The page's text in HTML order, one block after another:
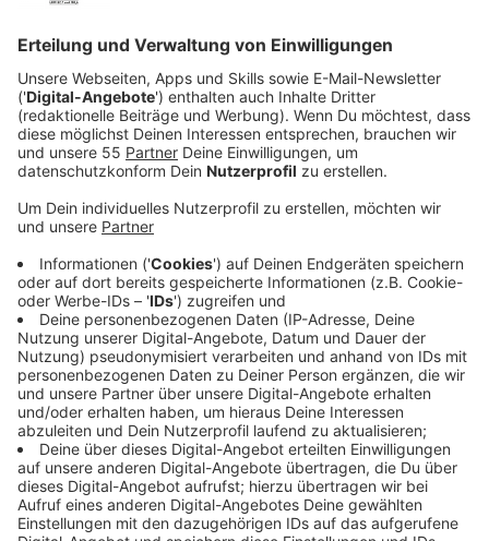
Veröffentlicht:Donnerstag, 12.12.2024 11:54
Anzeige
Wenn man in der Welt was verändern und bewirken
möchte, geht man in die Politik. Denkste: Viele junge
Menschen glauben nicht daran, dass sich politischer
Einsatz lohnt. Das ist das Ergebnis einer Umfrage im
Auftrag der Bertelsmann-Stiftung. Repräsentativ
wurden mehr als 2.500 Menschen im Alter zwischen 16
und 30 Jahren befragt. Kernergebnis: Nur knapp jeder
Fünfte glaubt daran, dass es einen Unterschied macht,
sich persönlich für ein bestimmtes Thema
einzusetzen. 38 Prozent der Befragten geben an, der
Politik zu misstrauen, ein weiteres Drittel stimmt
dieser Aussage teilweise zu. Die Hälfte der Befragten
sieht, abgesehen von Wahlen, nicht genug